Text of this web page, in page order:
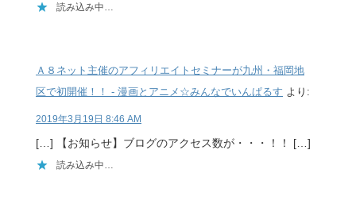
読み込み中…
Ａ８ネット主催のアフィリエイトセミナーが九州・福岡地
区で初開催！！ - 漫画とアニメ☆みんなでいんぱるす より:
2019年3月19日 8:46 AM
[…] 【お知らせ】ブログのアクセス数が・・・！！ […]
読み込み中…